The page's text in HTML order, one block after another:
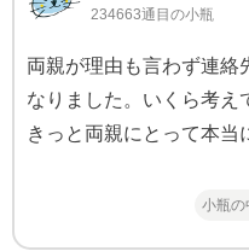
234663通目の小瓶
両親が理由も言わず連絡
なりました。いくら考え
きっと両親にとって本当
小瓶の